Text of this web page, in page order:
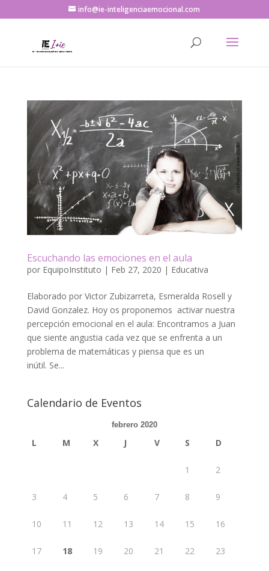
info@ie-inteligenciaemocional.com
Escuchando las emociones en el aula
por EquipoInstituto | Feb 27, 2020 | Educativa
Elaborado por Victor Zubizarreta, Esmeralda Rosell y
David Gonzalez. Hoy os proponemos activar nuestra
percepción emocional en el aula: Encontramos a Juan
que siente angustia cada vez que se enfrenta a un
problema de matemáticas y piensa que es un
inútil. Se...
Calendario de Eventos
febrero 2020
L M X J V S D
1 2
3 4 5 6 7 8 9
10 11 12 13 14 15 16
17 18 19 20 21 22 23